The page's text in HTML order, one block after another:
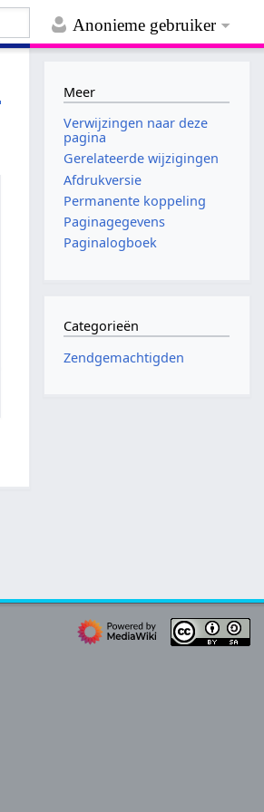
Anonieme gebruiker
Meer
Verwijzingen naar deze
pagina
Gerelateerde wijzigingen
Afdrukversie
Permanente koppeling
Paginagegevens
Paginalogboek
Categorieën
Zendgemachtigden